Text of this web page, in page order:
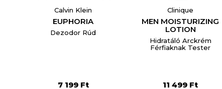
Calvin Klein
EUPHORIA
Dezodor Rúd
7 199 Ft
Clinique
MEN MOISTURIZING
LOTION
Hidratáló Arckrém
Férfiaknak Tester
11 499 Ft